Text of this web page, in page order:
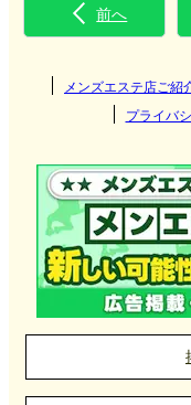
前へ
メンズエステ店ご紹
プライバ